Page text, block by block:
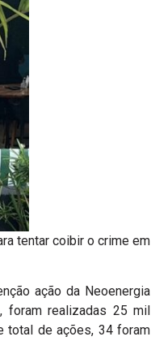
tentar coibir o crime em
ação da Neoenergia
foram realizadas 25 mil
total de ações, 34 foram